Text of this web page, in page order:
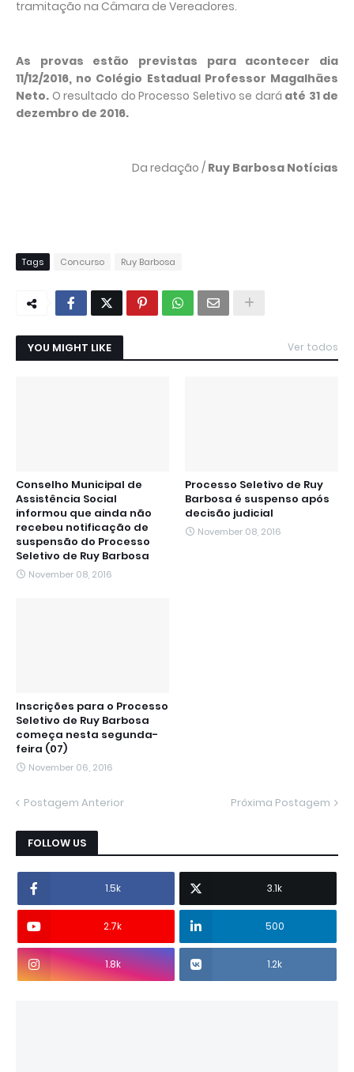
tramitação na Câmara de Vereadores.
As provas estão previstas para acontecer dia
11/12/2016, no Colégio Estadual Professor Magalhães
Neto. O resultado do Processo Seletivo se dará até 31 de
dezembro de 2016.
Da redação / Ruy Barbosa Notícias
Tags Concurso Ruy Barbosa
YOU MIGHT LIKE Ver todos
Conselho Municipal de
Assistência Social
informou que ainda não
recebeu notificação de
suspensão do Processo
Seletivo de Ruy Barbosa
November 08, 2016
Processo Seletivo de Ruy
Barbosa é suspenso após
decisão judicial
November 08, 2016
Inscrições para o Processo
Seletivo de Ruy Barbosa
começa nesta segunda-
feira (07)
November 06, 2016
Postagem Anterior Próxima Postagem
FOLLOW US
1.5k 3.1k
2.7k 500
1.8k 1.2k